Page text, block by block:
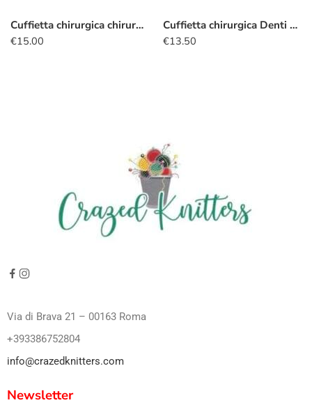
Cuffietta chirurgica chirurgia ortopedica
€15.00
Cuffietta chirurgica Denti scovolino
€13.50
Via di Brava 21 – 00163 Roma
+393386752804
info@crazedknitters.com
Newsletter